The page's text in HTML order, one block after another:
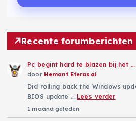
Recente forumberichten
Pc begint hard te blazen bij het …
door Hemant Eterasai
Did rolling back the Windows
BIOS update … Lees verder
1 maand geleden